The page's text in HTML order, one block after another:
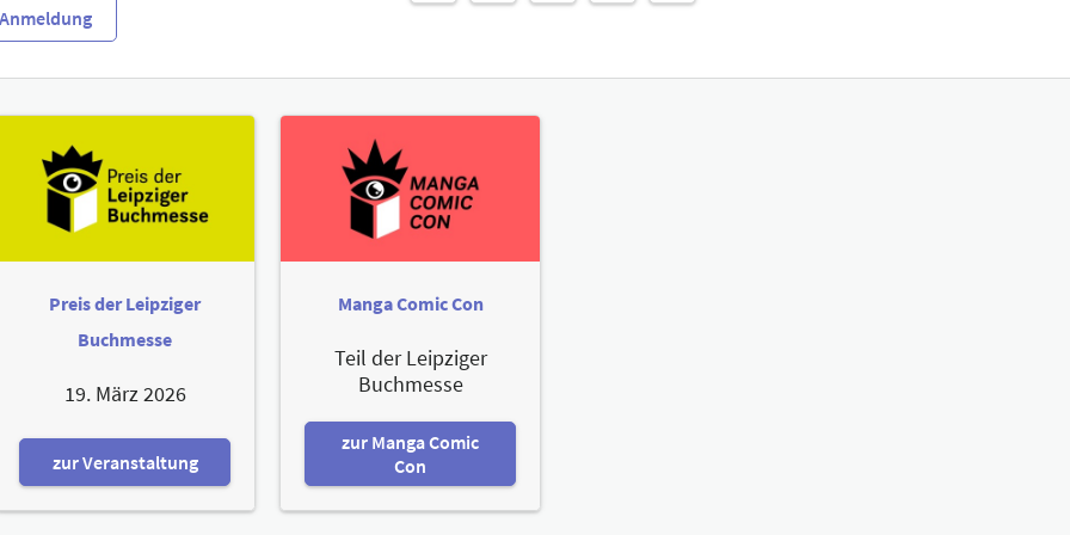
Preis der Leipziger
Buchmesse
19. März 2026
zur Veranstaltung
Manga Comic Con
Teil der Leipziger
Buchmesse
zur Manga Comic
Con